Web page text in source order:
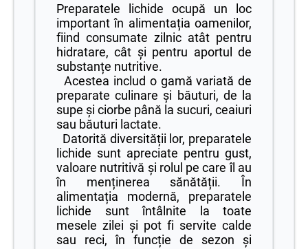
Preparatele lichide ocupă un loc
important în alimentația oamenilor,
fiind consumate zilnic atât pentru
hidratare, cât și pentru aportul de
substanțe nutritive.
Acestea includ o gamă variată de
preparate culinare și băuturi, de la
supe și ciorbe până la sucuri, ceaiuri
sau băuturi lactate.
Datorită diversității lor, preparatele
lichide sunt apreciate pentru gust,
valoare nutritivă și rolul pe care îl au
în menținerea sănătății. În
alimentația modernă, preparatele
lichide sunt întâlnite la toate
mesele zilei și pot fi servite calde
sau reci, în funcție de sezon și